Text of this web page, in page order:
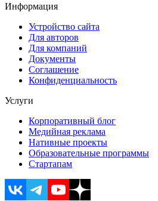
Информация
Устройство сайта
Для авторов
Для компаний
Документы
Соглашение
Конфиденциальность
Услуги
Корпоративный блог
Медийная реклама
Нативные проекты
Образовательные программы
Стартапам